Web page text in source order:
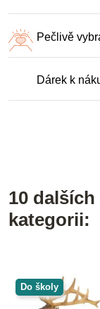
Pečlivě
Dárek k
10
kategorii:
Do školy